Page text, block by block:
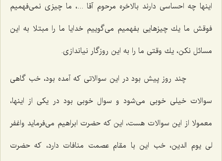
اینها چه احساسی دارند بالاخره مرحوم آقا ...، ما چیزی نمی‌فهمیم
فوقش ما یك چیزهایی بفهمیم می‌گوییم خدایا ما را مبتلا به این
مسائل نكن، یك وقتی ما را به این روزگار نیاندازی.
چند روز پیش بود در این سوالاتی كه آمده بود، خب گاهی
سوالات خیلی خوبی می‌شود و سوال خوبی بود در یكی از اینها،
معمولا از این سوالات هست، این كه حضرت ابراهیم می‌فرماید واغفر
لی یوم الدین، خب این با مقام عصمت منافات دارد، كه حضرت